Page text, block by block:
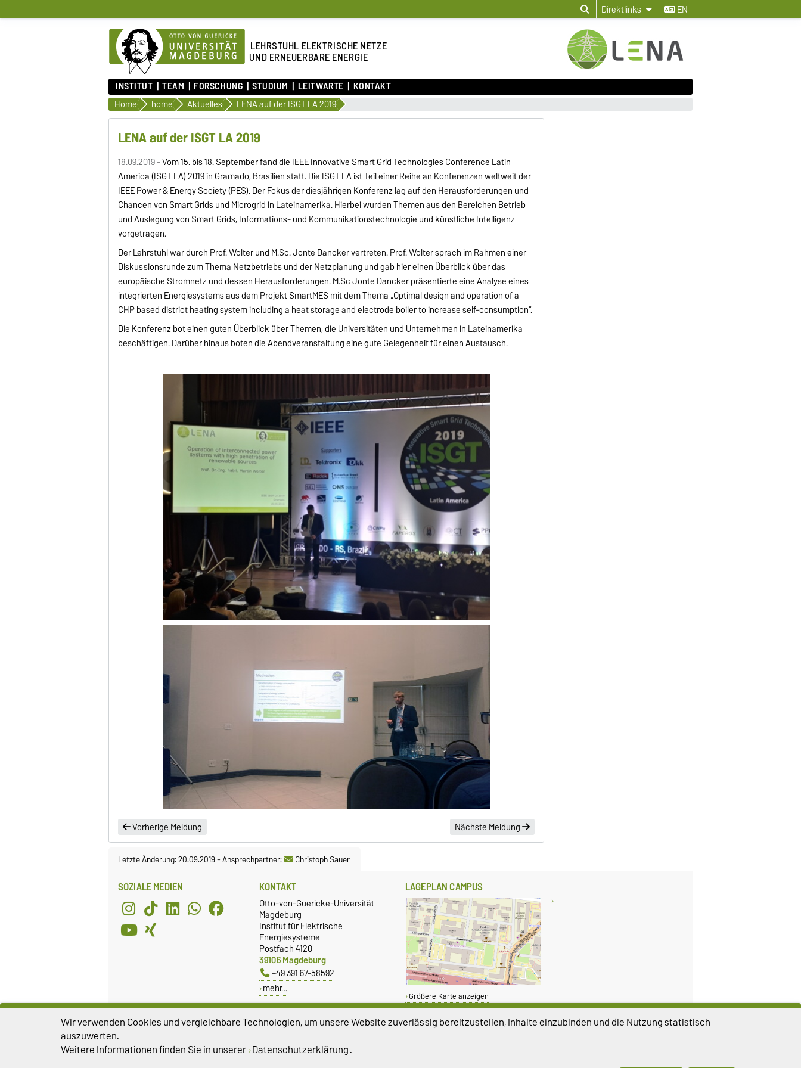
Direktlinks EN
LEHRSTUHL ELEKTRISCHE NETZE
UND ERNEUERBARE ENERGIE
INSTITUT TEAM FORSCHUNG STUDIUM LEITWARTE KONTAKT
Home home Aktuelles LENA auf der ISGT LA 2019
LENA auf der ISGT LA 2019
18.09.2019 -Vom 15. bis 18. September fand die IEEE Innovative Smart Grid Technologies Conference Latin
America (ISGT LA) 2019 in Gramado, Brasilien statt. Die ISGT LA ist Teil einer Reihe an Konferenzen weltweit der
IEEE Power & Energy Society (PES). Der Fokus der diesjährigen Konferenz lag auf den Herausforderungen und
Chancen von Smart Grids und Microgrid in Lateinamerika. Hierbei wurden Themen aus den Bereichen Betrieb
und Auslegung von Smart Grids, Informations- und Kommunikationstechnologie und künstliche Intelligenz
vorgetragen.
Der Lehrstuhl war durch Prof. Wolter und M.Sc. Jonte Dancker vertreten. Prof. Wolter sprach im Rahmen einer
Diskussionsrunde zum Thema Netzbetriebs und der Netzplanung und gab hier einen Überblick über das
europäische Stromnetz und dessen Herausforderungen. M.Sc Jonte Dancker präsentierte eine Analyse eines
integrierten Energiesystems aus dem Projekt SmartMES mit dem Thema „Optimal design and operation of a
CHP based district heating system including a heat storage and electrode boiler to increase self-consumption“.
Die Konferenz bot einen guten Überblick über Themen, die Universitäten und Unternehmen in Lateinamerika
beschäftigen. Darüber hinaus boten die Abendveranstaltung eine gute Gelegenheit für einen Austausch.
Vorherige Meldung Nächste Meldung
Letzte Änderung: 20.09.2019-Ansprechpartner: Christoph Sauer
SOZIALE MEDIEN KONTAKT
Otto-von-Guericke-Universität
Magdeburg
Institut für Elektrische
Energiesysteme
Postfach 4120
39106 Magdeburg
+49 391 67-58592
mehr…
LAGEPLAN CAMPUS
Größere Karte anzeigen
DIESE SEITE
Wir verwenden Cookies und vergleichbare Technologien, um unsere Website zuverlässig bereitzustellen, Inhalte einzubinden und die Nutzung statistisch
auszuwerten.
Weitere Informationen finden Sie in unserer Datenschutzerklärung.